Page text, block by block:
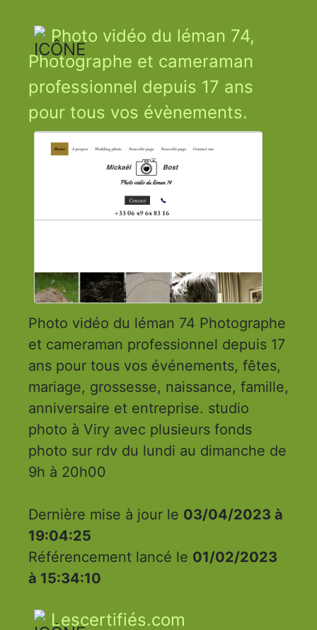
Photo vidéo du léman 74,
Photographe et cameraman
professionnel depuis 17 ans
pour tous vos évènements.
Photo vidéo du léman 74 Photographe
et cameraman professionnel depuis 17
ans pour tous vos événements, fêtes,
mariage, grossesse, naissance, famille,
anniversaire et entreprise. studio
photo à Viry avec plusieurs fonds
photo sur rdv du lundi au dimanche de
9h à 20h00
Dernière mise à jour le 03/04/2023 à
19:04:25
Référencement lancé le 01/02/2023
à 15:34:10
Lescertifiés.com